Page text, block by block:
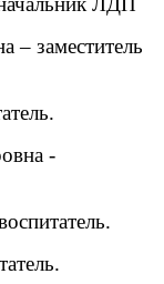
– заместитель
-